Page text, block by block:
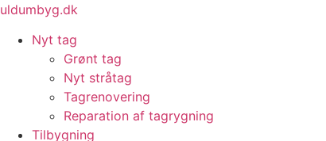
Videre
indhold
uldumbyg.dk
Nyt tag
Grønt tag
Nyt stråtag
Tagrenovering
Reparation af tagrygning
Tilbygning